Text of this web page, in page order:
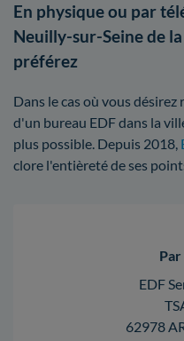
En physique ou par
Neuilly-sur-Seine de
préférez
Dans le cas où vous
d'un bureau EDF dans la
plus possible. Depuis 2018,
clore l'entièreté de ses
EDF
62978